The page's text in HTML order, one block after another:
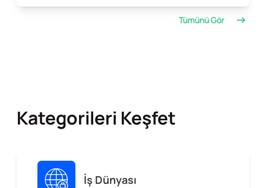
Tümünü Gör
Kategorileri Keşfet
İş Dünyası